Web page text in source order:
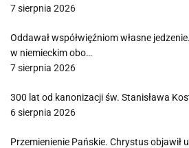
7 sierpnia 2026
Oddawał współwięźniom własne
w niemieckim obo…
7 sierpnia 2026
300 lat od kanonizacji św. Stanisława
6 sierpnia 2026
Przemienienie Pańskie. Chrystus objawił